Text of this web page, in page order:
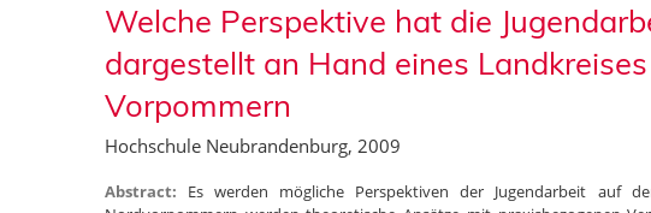
Welche Perspektive hat die
dargestellt an Hand eines
Vorpommern
Hochschule Neubrandenburg, 2009
Abstract: Es werden mögliche Perspektiven der Jugendarbeit auf